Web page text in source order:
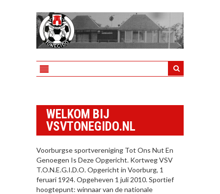
WELKOM BIJ
VSVTONEGIDO.NL
Voorburgse sportvereniging Tot Ons Nut En
Genoegen Is Deze Opgericht. Kortweg VSV
T.O.N.E.G.I.D.O. Opgericht in Voorburg, 1
feruari 1924. Opgeheven 1 juli 2010. Sportief
hoogtepunt: winnaar van de nationale